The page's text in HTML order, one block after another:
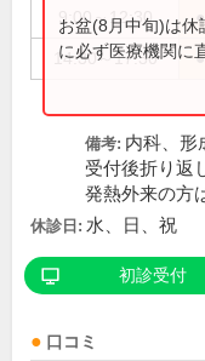
9:00～12:30 ●
14:30～17:30 ●
お盆(8月中旬)は
に必ず医療機関に
備考: 内科、形
受付後折り返
発熱外来の方
休診日: 水、日、祝
初診受付
口コミ